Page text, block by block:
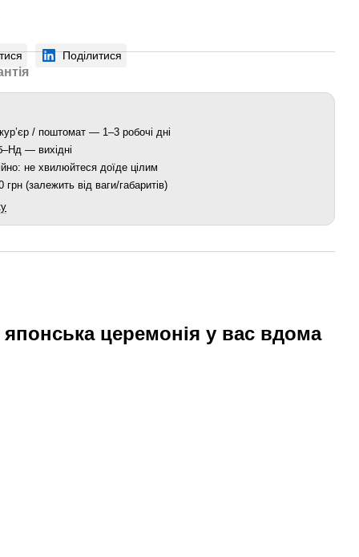
Поділитися
/ поштомат — 1–3 робочі дні
— вихідні
не хвилюйтеся доїде цілим
(залежить від ваги/габаритів)
церемонія у вас вдома